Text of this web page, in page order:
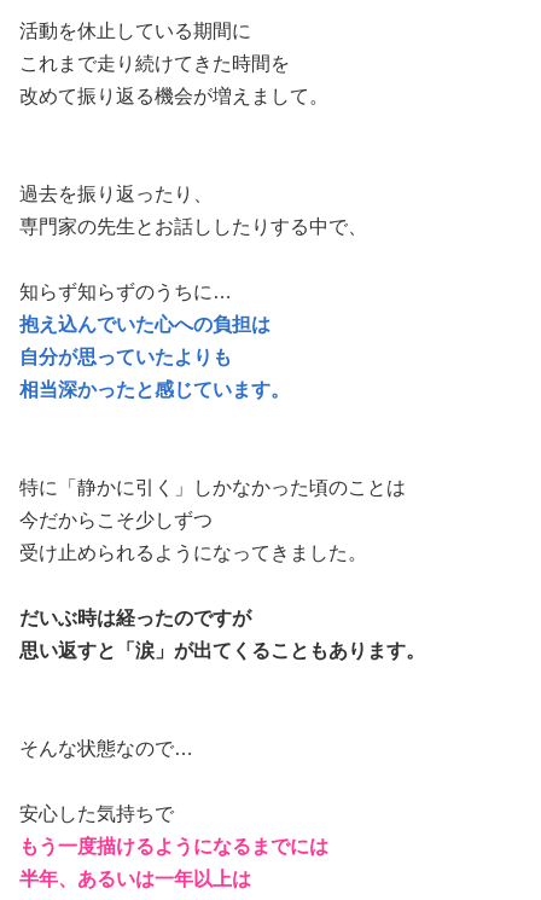
活動を休止している期間に
これまで走り続けてきた時間を
改めて振り返る機会が増えまして。
過去を振り返ったり、
専門家の先生とお話ししたりする中で、
知らず知らずのうちに…
抱え込んでいた心への負担は
自分が思っていたよりも
相当深かったと感じています。
特に「静かに引く」しかなかった頃のことは
今だからこそ少しずつ
受け止められるようになってきました。
だいぶ時は経ったのですが
思い返すと「涙」が出てくることもあります。
そんな状態なので…
安心した気持ちで
もう一度描けるようになるまでには
半年、あるいは一年以上は